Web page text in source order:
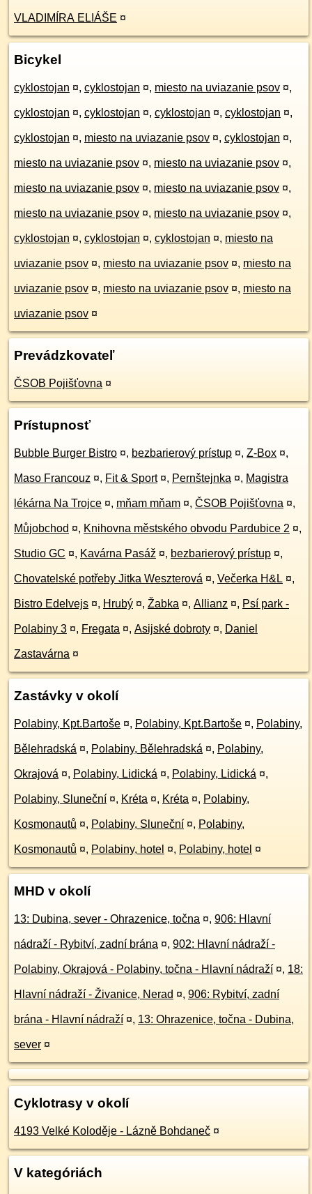
VLADIMÍRA ELIÁŠE ¤
Bicykel
cyklostojan ¤, cyklostojan ¤, miesto na uviazanie psov ¤,
cyklostojan ¤, cyklostojan ¤, cyklostojan ¤, cyklostojan ¤,
cyklostojan ¤, miesto na uviazanie psov ¤, cyklostojan ¤,
miesto na uviazanie psov ¤, miesto na uviazanie psov ¤,
miesto na uviazanie psov ¤, miesto na uviazanie psov ¤,
miesto na uviazanie psov ¤, miesto na uviazanie psov ¤,
cyklostojan ¤, cyklostojan ¤, cyklostojan ¤, miesto na
uviazanie psov ¤, miesto na uviazanie psov ¤, miesto na
uviazanie psov ¤, miesto na uviazanie psov ¤, miesto na
uviazanie psov ¤
Prevádzkovateľ
ČSOB Pojišťovna ¤
Prístupnosť
Bubble Burger Bistro ¤, bezbarierový prístup ¤, Z-Box ¤,
Maso Francouz ¤, Fit & Sport ¤, Pernštejnka ¤, Magistra
lékárna Na Trojce ¤, mňam mňam ¤, ČSOB Pojišťovna ¤,
Můjobchod ¤, Knihovna městského obvodu Pardubice 2 ¤,
Studio GC ¤, Kavárna Pasáž ¤, bezbarierový prístup ¤,
Chovatelské potřeby Jitka Weszterová ¤, Večerka H&L ¤,
Bistro Edelvejs ¤, Hrubý ¤, Žabka ¤, Allianz ¤, Psí park -
Polabiny 3 ¤, Fregata ¤, Asijské dobroty ¤, Daniel
Zastavárna ¤
Zastávky v okolí
Polabiny, Kpt.Bartoše ¤, Polabiny, Kpt.Bartoše ¤, Polabiny,
Bělehradská ¤, Polabiny, Bělehradská ¤, Polabiny,
Okrajová ¤, Polabiny, Lidická ¤, Polabiny, Lidická ¤,
Polabiny, Sluneční ¤, Kréta ¤, Kréta ¤, Polabiny,
Kosmonautů ¤, Polabiny, Sluneční ¤, Polabiny,
Kosmonautů ¤, Polabiny, hotel ¤, Polabiny, hotel ¤
MHD v okolí
13: Dubina, sever - Ohrazenice, točna ¤, 906: Hlavní
nádraží - Rybitví, zadní brána ¤, 902: Hlavní nádraží -
Polabiny, Okrajová - Polabiny, točna - Hlavní nádraží ¤, 18:
Hlavní nádraží - Živanice, Nerad ¤, 906: Rybitví, zadní
brána - Hlavní nádraží ¤, 13: Ohrazenice, točna - Dubina,
sever ¤
Cyklotrasy v okolí
4193 Velké Koloděje - Lázně Bohdaneč ¤
V kategóriách